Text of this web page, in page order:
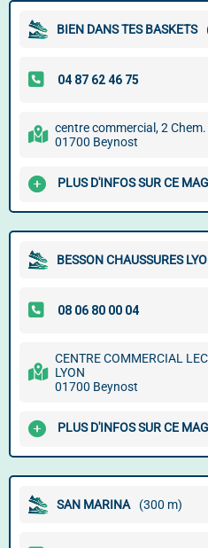
BIEN DANS TES BASKETS
centre commercial, 2
01700 Beynost
PLUS D'INFOS SUR CE
BESSON CHAUSSURES
CENTRE COMMERCIAL
LYON
01700 Beynost
PLUS D'INFOS SUR CE
SAN MARINA (300 m)